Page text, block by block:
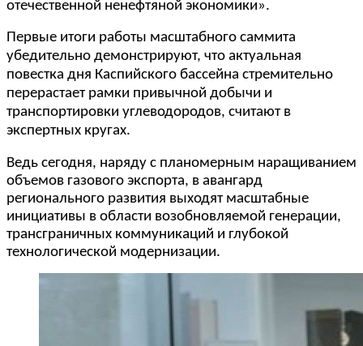
отечественной ненефтяной экономики».
Первые итоги работы масштабного саммита
убедительно демонстрируют, что актуальная
повестка дня Каспийского бассейна стремительно
перерастает рамки привычной добычи и
транспортировки углеводородов, считают в
экспертных кругах.
Ведь сегодня, наряду с планомерным наращиванием
объемов газового экспорта, в авангард
регионального развития выходят масштабные
инициативы в области возобновляемой генерации,
трансграничных коммуникаций и глубокой
технологической модернизации.